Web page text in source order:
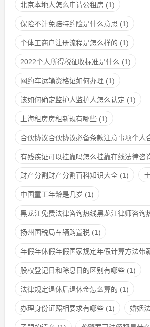
北京本地人怎么申请公租房 (1)
保险不计免赔特约险是什么意思 (1)
个体工商户注册流程是怎么样的 (1)
2022个人所得税征收标准是什么 (1)
网约车运输资格证如何办理 (1)
该如何确定监护人监护人怎么认定 (1)
上海租房房租新规有哪些(1)
合伙协议合伙协议必备条款注意事项个人
有残疾证可以挂靠吗怎么挂靠在线法律咨
财产分割财产分割百科知识大全(1)
中国童工年龄是几岁 (1)
黑龙江免费法律咨询热线黑龙江律师咨询
扬州国税局车辆购置税 (1)
年假年休假年假国家规定年假计算方法带
股权登记日和除息日的区别有哪些(1)
法律规定退休后退休金怎么算的 (1)
办理身份证照相要求有哪些(1) 婚姻